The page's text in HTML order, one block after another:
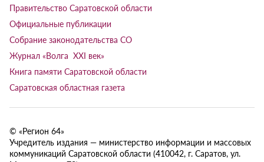
Правительство Саратовской области
Официальные публикации
Собрание законодательства СО
Журнал «Волга XXI век»
Книга памяти Саратовской области
Саратовская областная газета
© «Регион 64»
Учредитель издания — министерство информации и массовых
коммуникаций Саратовской области (410042, г. Саратов, ул.